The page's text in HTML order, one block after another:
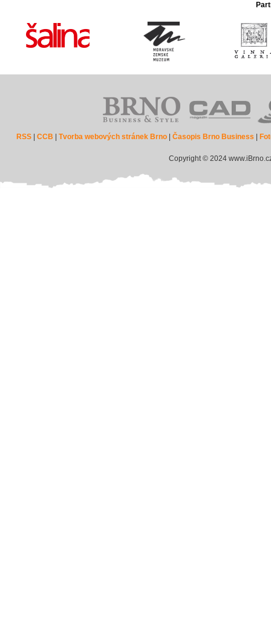
RSS |CCB |Tvorba webových stránek Brno |Časopis Brno Business
Copyright © 2024